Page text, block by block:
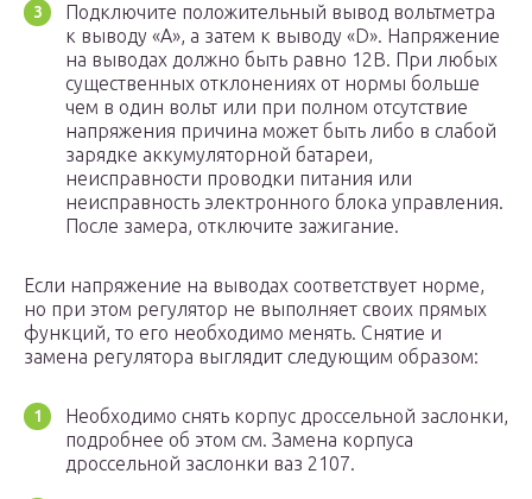
Подключите положительный вывод вольтметра
к выводу «А», а затем к выводу «D». Напряжение
на выводах должно быть равно 12В. При любых
существенных отклонениях от нормы больше
чем в один вольт или при полном отсутствие
напряжения причина может быть либо в слабой
зарядке аккумуляторной батареи,
неисправности проводки питания или
неисправность электронного блока управления.
После замера, отключите зажигание.
Если напряжение на выводах соответствует норме,
но при этом регулятор не выполняет своих прямых
функций, то его необходимо менять. Снятие и
замена регулятора выглядит следующим образом:
Необходимо снять корпус дроссельной заслонки,
подробнее об этом см. Замена корпуса
дроссельной заслонки ваз 2107.